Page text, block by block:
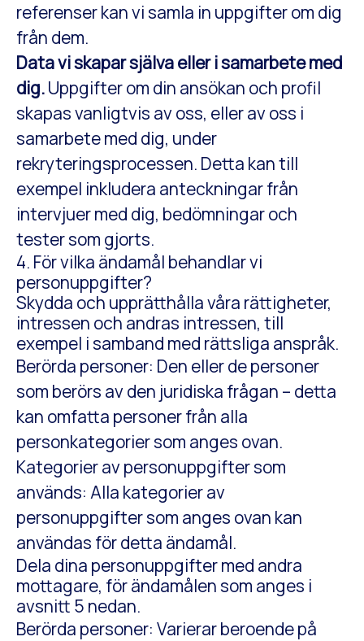
referenser kan vi samla in uppgifter om dig
från dem.
Data vi skapar själva eller i samarbete med
dig.Uppgifter om din ansökan och profil
skapas vanligtvis av oss, eller av oss i
samarbete med dig, under
rekryteringsprocessen. Detta kan till
exempel inkludera anteckningar från
intervjuer med dig, bedömningar och
tester som gjorts.
4. För vilka ändamål behandlar vi
personuppgifter?
Skydda och upprätthålla våra rättigheter,
intressen och andras intressen, till
exempel i samband med rättsliga anspråk.
Berörda personer: Den eller de personer
som berörs av den juridiska frågan – detta
kan omfatta personer från alla
personkategorier som anges ovan.
Kategorier av personuppgifter som
används: Alla kategorier av
personuppgifter som anges ovan kan
användas för detta ändamål.
Dela dina personuppgifter med andra
mottagare, för ändamålen som anges i
avsnitt 5 nedan.
Berörda personer: Varierar beroende på